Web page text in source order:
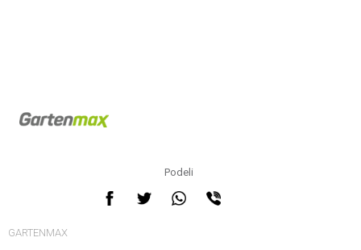
Podeli
GARTENMAX